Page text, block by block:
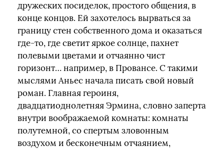
дружеских посиделок, простого общения, в
конце концов. Ей захотелось вырваться за
границу стен собственного дома и оказаться
где-то, где светит яркое солнце, пахнет
полевыми цветами и отчаянно чист
горизонт… например, в Провансе. С такими
мыслями Аньес начала писать свой новый
роман. Главная героиня,
двадцатиоднолетняя Эрмина, словно заперта
внутри воображаемой комнаты: комнаты
полутемной, со спертым зловонным
воздухом и бесконечным отчаянием,